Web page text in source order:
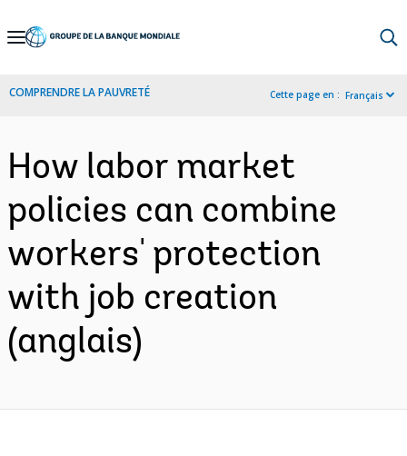
Skip
Navigation
COMPRENDRE LA PAUVRETÉ Cette page en : Français
How labor market
policies can combine
workers' protection
with job creation
(anglais)